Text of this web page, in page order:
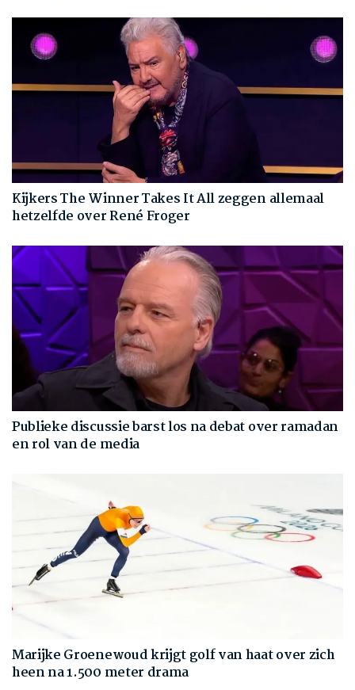
Kijkers The Winner Takes It All zeggen allemaal
hetzelfde over René Froger
Publieke discussie barst los na debat over ramadan
en rol van de media
Marijke Groenewoud krijgt golf van haat over zich
heen na 1.500 meter drama